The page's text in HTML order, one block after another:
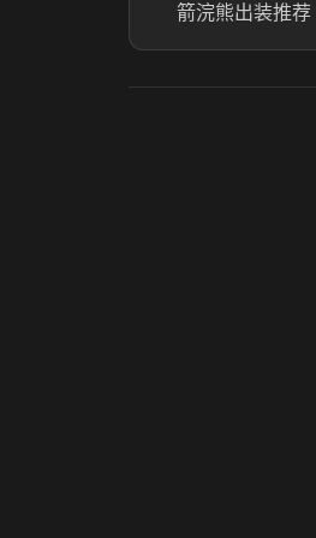
箭浣熊出装推荐